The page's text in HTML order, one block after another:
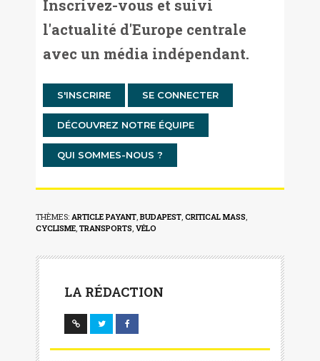
Inscrivez-vous et suivi
l'actualité d'Europe centrale
avec un média indépendant.
S'INSCRIRE SE CONNECTER
DÉCOUVREZ NOTRE ÉQUIPE
QUI SOMMES-NOUS ?
THÈMES: ARTICLE PAYANT ,BUDAPEST CRITICAL MASS
CYCLISME TRANSPORTS VÉLO
LA RÉDACTION